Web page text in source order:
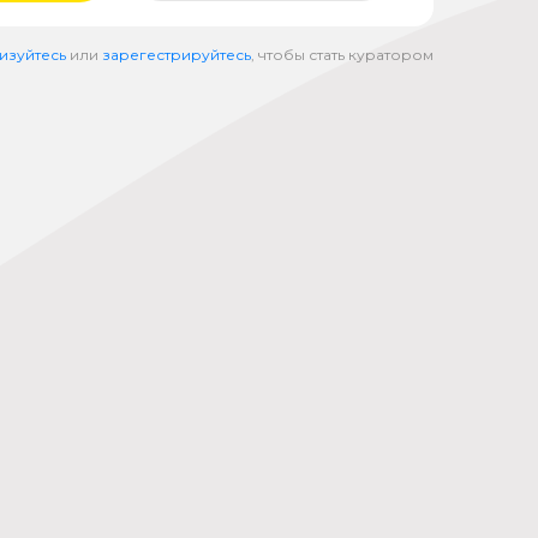
или зарегестрируйтесь , чтобы стать куратором